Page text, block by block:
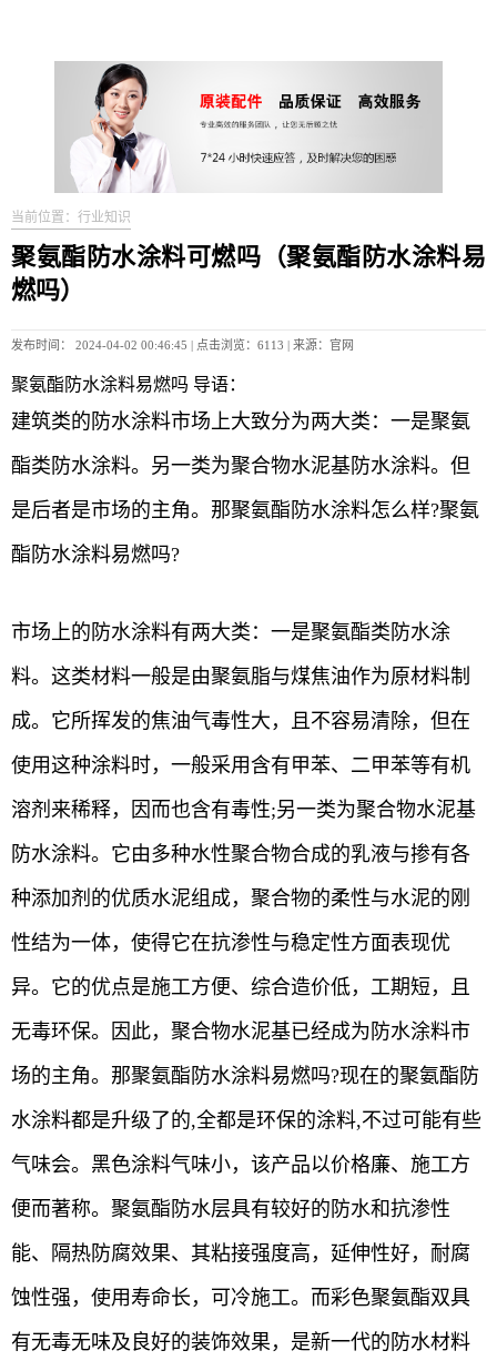
当前位置：行业知识
聚氨酯防水涂料可燃吗（聚氨酯防水涂料易
燃吗）
发布时间： 2024-04-02 00:46:45 | 点击浏览：6113 | 来源：官网
聚氨酯防水涂料易燃吗 导语：
建筑类的防水涂料市场上大致分为两大类：一是聚氨
酯类防水涂料。另一类为聚合物水泥基防水涂料。但
是后者是市场的主角。那聚氨酯防水涂料怎么样?聚氨
酯防水涂料易燃吗?
市场上的防水涂料有两大类：一是聚氨酯类防水涂
料。这类材料一般是由聚氨脂与煤焦油作为原材料制
成。它所挥发的焦油气毒性大，且不容易清除，但在
使用这种涂料时，一般采用含有甲苯、二甲苯等有机
溶剂来稀释，因而也含有毒性;另一类为聚合物水泥基
防水涂料。它由多种水性聚合物合成的乳液与掺有各
种添加剂的优质水泥组成，聚合物的柔性与水泥的刚
性结为一体，使得它在抗渗性与稳定性方面表现优
异。它的优点是施工方便、综合造价低，工期短，且
无毒环保。因此，聚合物水泥基已经成为防水涂料市
场的主角。那聚氨酯防水涂料易燃吗?现在的聚氨酯防
水涂料都是升级了的,全都是环保的涂料,不过可能有些
气味会。黑色涂料气味小，该产品以价格廉、施工方
便而著称。聚氨酯防水层具有较好的防水和抗渗性
能、隔热防腐效果、其粘接强度高，延伸性好，耐腐
蚀性强，使用寿命长，可冷施工。而彩色聚氨酯双具
有无毒无味及良好的装饰效果，是新一代的防水材料